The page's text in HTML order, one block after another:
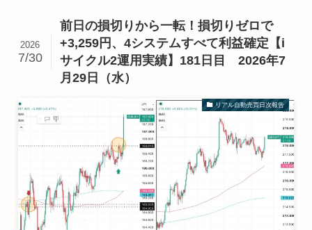
前日の損切りから一転！損切りゼロで
+3,259円、4システムすべて利益確定【i
サイクル2運用実績】181日目 2026年7
月29日（水）
2026
7/30
リアル自動売買日次報告